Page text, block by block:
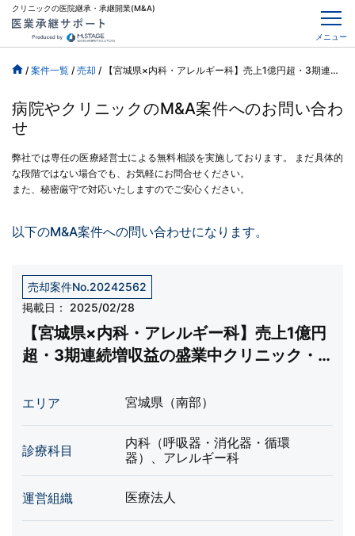
クリニックの医院継承・承継開業(M&A)
メニュー
/ 案件一覧 / 売却 / 【宮城県×内科・アレルギー科】売上1億円超・3期連続増収益の盛業中クリニック・内視鏡設備あり
病院やクリニックのM&A案件へのお問い合わ
せ
弊社では専任の医療経営士による無料相談を実施しております。
まだ具体的
な段階ではない場合でも、お気軽にお問合せください。
また、秘密厳守で対応いたしますのでご安心ください。
以下のM&A案件への問い合わせになります。
売却案件No.20242562
掲載日：
2025/02/28
【宮城県×内科・アレルギー科】売上1億円
超・3期連続増収益の盛業中クリニック・
エリア 宮城県（南部）
診療科目
内科（呼吸器・消化器・循環
器）、アレルギー科
運営組織 医療法人